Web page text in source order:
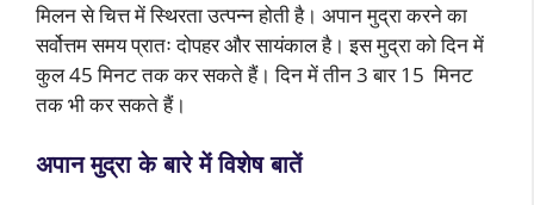
मिलन से चित्त में स्थिरता उत्पन्न होती है। अपान मुद्रा करने का
सर्वोत्तम समय प्रातः दोपहर और सायंकाल है। इस मुद्रा को दिन में
कुल 45 मिनट तक कर सकते हैं। दिन में तीन 3 बार 15 मिनट
तक भी कर सकते हैं।
अपान मुद्रा के बारे में विशेष बातें